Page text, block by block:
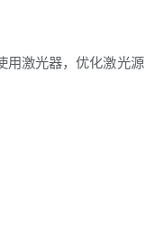
用激光器，优化激光源